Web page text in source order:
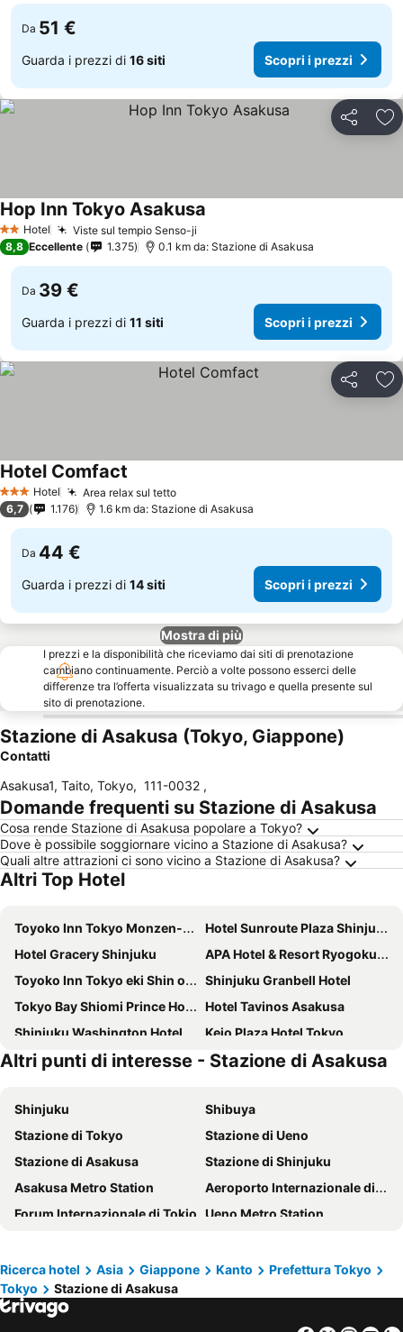
Da 51 €
Guarda i prezzi di 16 siti Scopri i prezzi
Condividi
2 StelleHotel Viste sul tempio Senso-ji
Hop Inn Tokyo Asakusa
8,8 Eccellente 1.375 0.1 km da: Stazione di Asakusa
Da 39 €
Guarda i prezzi di 11 siti Scopri i prezzi
Condividi
3 StelleHotel Area relax sul tetto
Hotel Comfact
6,7 1.176 1.6 km da: Stazione di Asakusa
Da 44 €
Guarda i prezzi di 14 siti Scopri i prezzi
Mostra di più
I prezzi e la disponibilità che riceviamo dai siti di prenotazione
cambiano continuamente. Perciò a volte possono esserci delle
differenze tra l’offerta visualizzata su trivago e quella presente sul
sito di prenotazione.
Stazione di Asakusa (Tokyo, Giappone)
Contatti
Asakusa1, Taito, Tokyo, 111-0032 ,
Domande frequenti su Stazione di Asakusa
Cosa rende Stazione di Asakusa popolare a Tokyo?
Dove è possibile soggiornare vicino a Stazione di Asakusa?
Quali altre attrazioni ci sono vicino a Stazione di Asakusa?
Altri Top Hotel
Toyoko Inn Tokyo Monzen-nakacho Eitaibashi
Hotel Sunroute Plaza Shinjuku
Hotel Gracery Shinjuku
APA Hotel & Resort Ryogoku Ekimae Tower
Toyoko Inn Tokyo eki Shin ohashi Mae
Shinjuku Granbell Hotel
Tokyo Bay Shiomi Prince Hotel
Hotel Tavinos Asakusa
Shinjuku Washington Hotel
Keio Plaza Hotel Tokyo
LYURO Tokyo Kiyosumi by THE SHARE HOTELS
Shinagawa Prince Hotel
Toshi Center Hotel
Hotel Metropolitan Edmont Tokyo
Hotel Villa Fontaine Grand Haneda Airport
The Royal Park Hotel Iconic Tokyo Shiodome
APA Hotel Higashi-Shinjuku Kabukicho
Tokyo Dome Hotel
Shinjuku Kuyakusho-mae Capsule Hotel
APA Hotel Shinjuku Kabukicho Tower
Hotel Gracery Ginza
APA Hotel Hatchobori Ekimae
Imperial Hotel Tokyo
APA hotel Asakusa Kaminarimon
Sakura Hotel Nippori
APA Hotel Yamanote Otsuka Ekimae Tower
Altri punti di interesse - Stazione di Asakusa
Shinjuku
Shibuya
Stazione di Tokyo
Stazione di Ueno
Stazione di Asakusa
Stazione di Shinjuku
Asakusa Metro Station
Aeroporto Internazionale di Haneda
Forum Internazionale di Tokio Ueno Metro Station
Shinjuku Metro Station
Akihabara Station
Stazione di Ikebukuro
Ginza Metro Station
Ricerca hotel Asia Giappone Kanto
Prefettura Tokyo
Tokyo
Stazione di Asakusa